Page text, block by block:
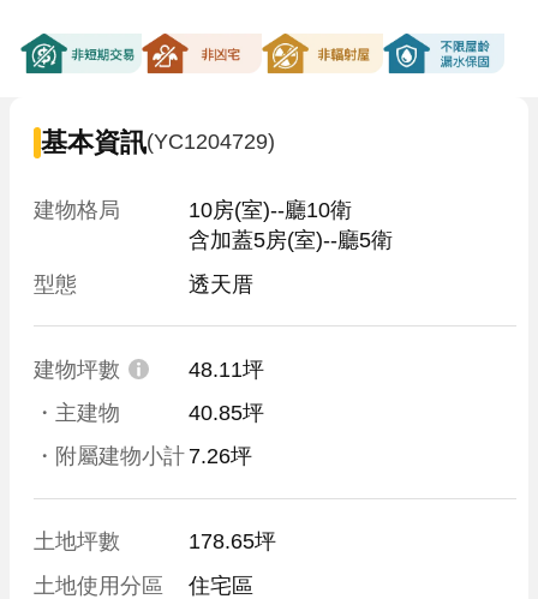
基本資訊(YC1204729)
建物格局
10房(室)--廳10衛
含加蓋5房(室)--廳5衛
型態
透天厝
建物坪數
48.11坪
・主建物
40.85坪
・附屬建物小計 7.26坪
土地坪數
178.65坪
土地使用分區
住宅區